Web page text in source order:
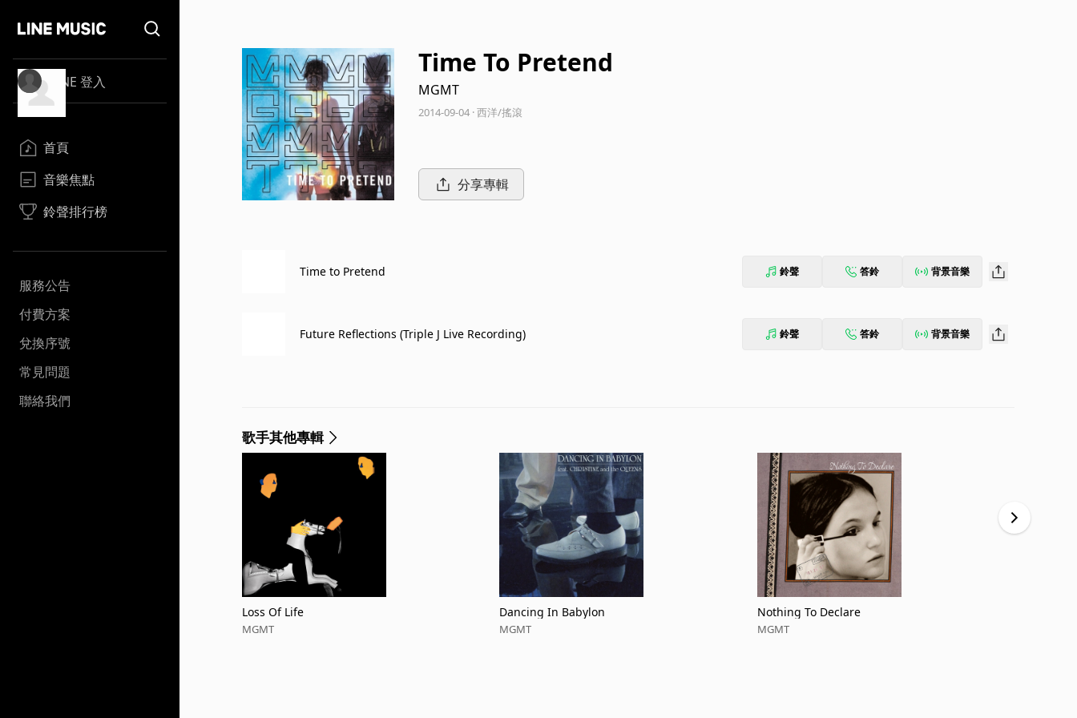
LINE 登入
首頁
音樂焦點
鈴聲排行榜
服務公告
付費方案
兌換序號
常見問題
聯絡我們
Time To Pretend
MGMT
2014-09-04 · 西洋/搖滾
分享專輯
Time to Pretend 鈴聲 答鈴 背景音樂
Future Reflections (Triple J Live Recording) 鈴聲 答鈴 背景音樂
歌手其他專輯
Loss Of Life
MGMT
Dancing In Babylon
MGMT
Nothing To Declare
MGMT